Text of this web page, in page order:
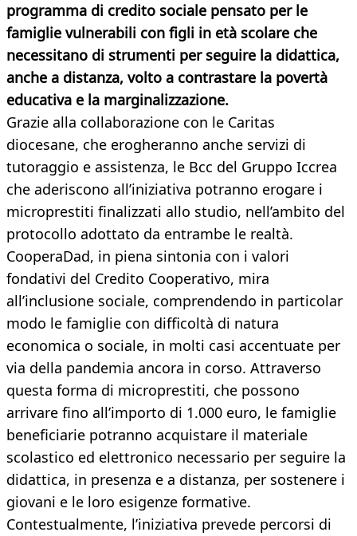
programma di credito sociale pensato per le
famiglie vulnerabili con figli in età scolare che
necessitano di strumenti per seguire la didattica,
anche a distanza, volto a contrastare la povertà
educativa e la marginalizzazione.
Grazie alla collaborazione con le Caritas
diocesane, che erogheranno anche servizi di
tutoraggio e assistenza, le Bcc del Gruppo Iccrea
che aderiscono all’iniziativa potranno erogare i
microprestiti finalizzati allo studio, nell’ambito del
protocollo adottato da entrambe le realtà.
CooperaDad, in piena sintonia con i valori
fondativi del Credito Cooperativo, mira
all’inclusione sociale, comprendendo in particolar
modo le famiglie con difficoltà di natura
economica o sociale, in molti casi accentuate per
via della pandemia ancora in corso. Attraverso
questa forma di microprestiti, che possono
arrivare fino all’importo di 1.000 euro, le famiglie
beneficiarie potranno acquistare il materiale
scolastico ed elettronico necessario per seguire la
didattica, in presenza e a distanza, per sostenere i
giovani e le loro esigenze formative.
Contestualmente, l’iniziativa prevede percorsi di